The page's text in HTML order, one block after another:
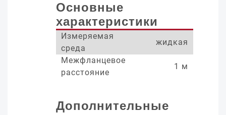
Основные
характеристики
Измеряемая
среда
жидкая
Межфланцевое
расстояние
1 м
Дополнительные